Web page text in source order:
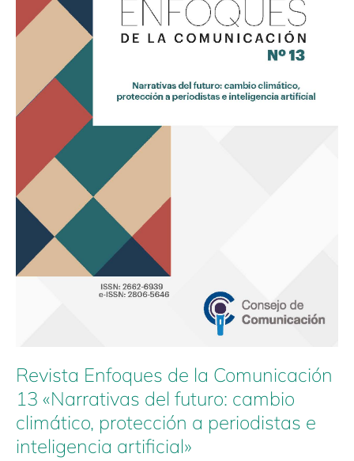
Revista Enfoques de la Comunicación
13 «Narrativas del futuro: cambio
climático, protección a periodistas e
inteligencia artificial»
«Narrativas
del
climático,
protección
a
inteligencia
artificial»